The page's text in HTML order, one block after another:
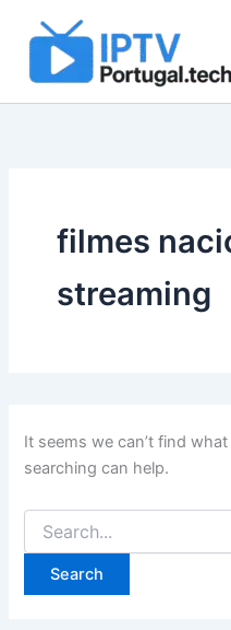
content
filmes
streaming
It seems we can’t find
searching can help.
for: